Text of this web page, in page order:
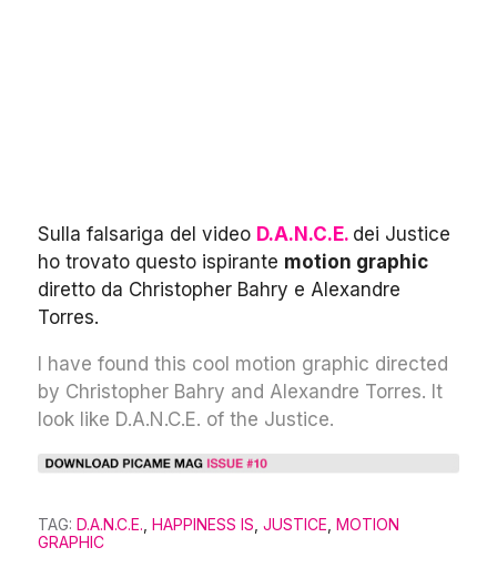
Sulla falsariga del video D.A.N.C.E. dei Justice
ho trovato questo ispirante motion graphic
diretto da Christopher Bahry e Alexandre
Torres.
I have found this cool motion graphic directed
by Christopher Bahry and Alexandre Torres. It
look like D.A.N.C.E. of the Justice.
TAG: D.A.N.C.E. HAPPINESS IS JUSTICE MOTION
GRAPHIC